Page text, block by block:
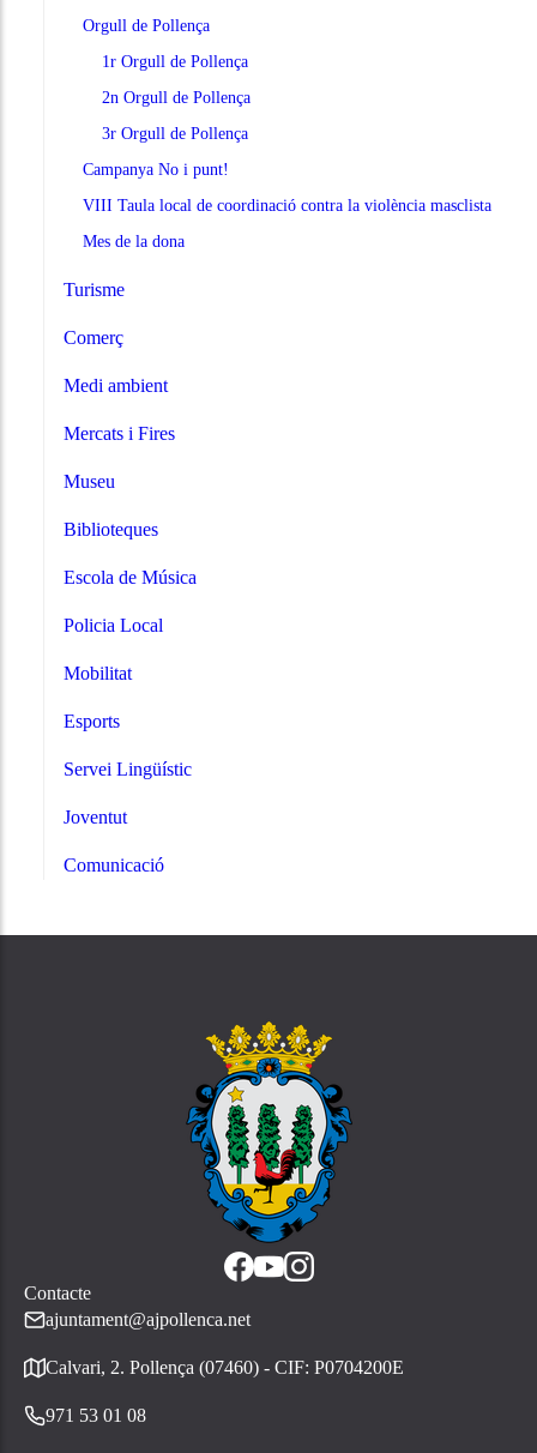
Orgull de Pollença
1r Orgull de Pollença
2n Orgull de Pollença
3r Orgull de Pollença
Campanya No i punt!
VIII Taula local de coordinació contra la violència masclista
Mes de la dona
Turisme
Comerç
Medi ambient
Mercats i Fires
Museu
Biblioteques
Escola de Música
Policia Local
Mobilitat
Esports
Servei Lingüístic
Joventut
Comunicació
Contacte
ajuntament@ajpollenca.net
Calvari, 2. Pollença (07460) - CIF: P0704200E
971 53 01 08